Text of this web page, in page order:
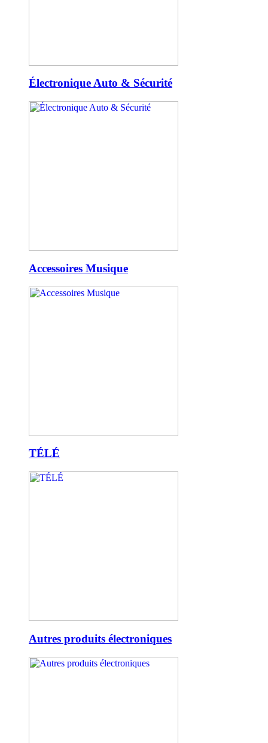
Électronique Auto & Sécurité
Accessoires Musique
TÉLÉ
Autres produits électroniques